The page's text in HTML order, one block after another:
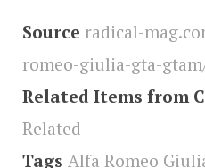
Source radical-
romeo-giulia-gta-
Related Items from
Related
Tags Alfa Romeo